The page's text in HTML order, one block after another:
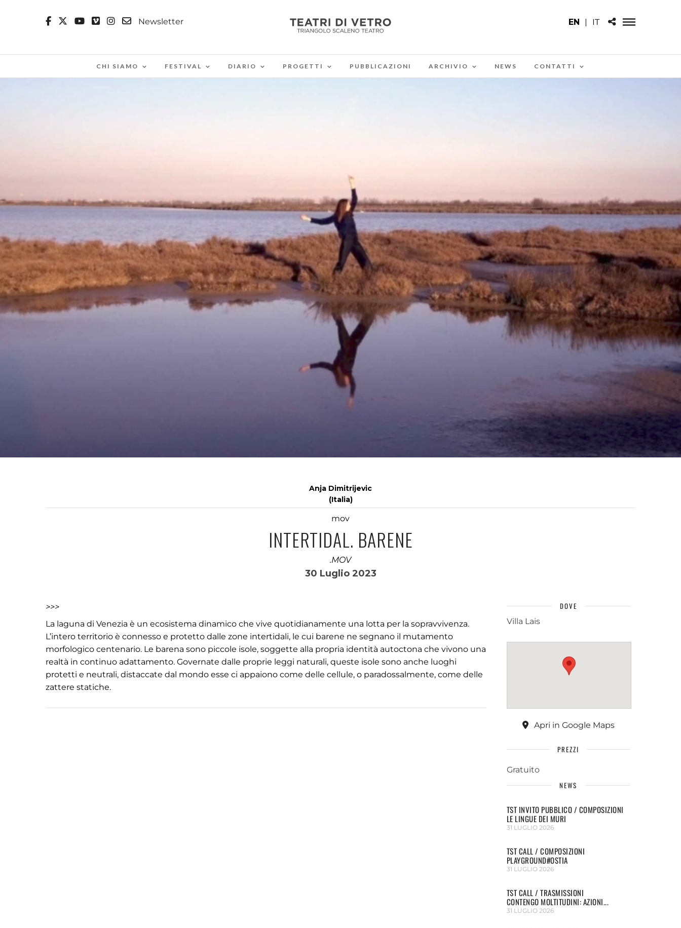
Newsletter EN | IT
CHI SIAMO FESTIVAL DIARIO PROGETTI PUBBLICAZIONI ARCHIVIO NEWS CONTATTI
Anja Dimitrijevic
(Italia)
mov
INTERTIDAL. BARENE
.MOV
30 Luglio 2023
>>>
La laguna di Venezia è un ecosistema dinamico che vive quotidianamente una lotta per la sopravvivenza.
L’intero territorio è connesso e protetto dalle zone intertidali, le cui barene ne segnano il mutamento
morfologico centenario. Le barena sono piccole isole, soggette alla propria identità autoctona che vivono una
realtà in continuo adattamento. Governate dalle proprie leggi naturali, queste isole sono anche luoghi
protetti e neutrali, distaccate dal mondo esse ci appaiono come delle cellule, o paradossalmente, come delle
zattere statiche.
DOVE
Villa Lais
Apri in Google Maps
PREZZI
Gratuito
NEWS
TST INVITO PUBBLICO / COMPOSIZIONI
LE LINGUE DEI MURI
31 LUGLIO 2026
TST CALL / COMPOSIZIONI
PLAYGROUND#OSTIA
31 LUGLIO 2026
TST CALL / TRASMISSIONI
CONTENGO MOLTITUDINI: AZIONI...
31 LUGLIO 2026